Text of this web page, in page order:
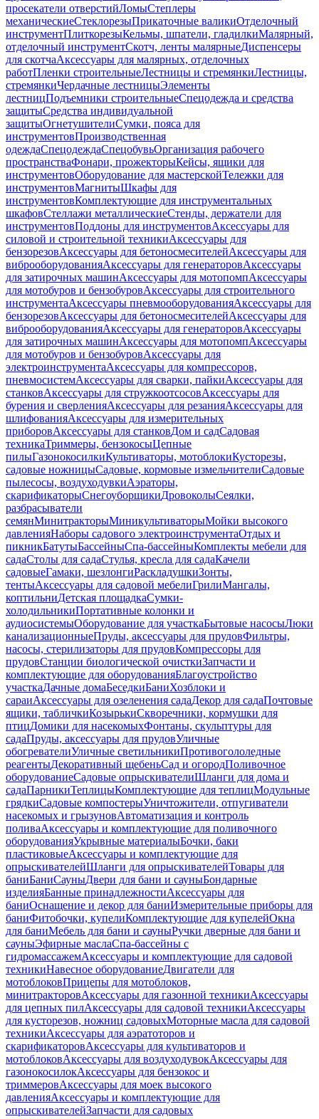
просекатели отверстийЛомыСтеплеры
механическиеСтеклорезыПрикаточные валикиОтделочный
инструментПлиткорезыКельмы, шпатели, гладилкиМалярный,
отделочный инструментСкотч, ленты малярныеДиспенсеры
для скотчаАксессуары для малярных, отделочных
работПленки строительныеЛестницы и стремянкиЛестницы,
стремянкиЧердачные лестницыЭлементы
лестницПодъемники строительныеСпецодежда и средства
защитыСредства индивидуальной
защитыОгнетушителиСумки, пояса для
инструментовПроизводственная
одеждаСпецодеждаСпецобувьОрганизация рабочего
пространстваФонари, прожекторыКейсы, ящики для
инструментовОборудование для мастерскойТележки для
инструментовМагнитыШкафы для
инструментовКомплектующие для инструментальных
шкафовСтеллажи металлическиеСтенды, держатели для
инструментовПоддоны для инструментовАксессуары для
силовой и строительной техникиАксессуары для
бензорезовАксессуары для бетоносмесителейАксессуары для
виброоборудованияАксессуары для генераторовАксессуары
для затирочных машинАксессуары для мотопомпАксессуары
для мотобуров и бензобуровАксессуары для строительного
инструментаАксессуары пневмооборудованияАксессуары для
бензорезовАксессуары для бетоносмесителейАксессуары для
виброоборудованияАксессуары для генераторовАксессуары
для затирочных машинАксессуары для мотопомпАксессуары
для мотобуров и бензобуровАксессуары для
электроинструментаАксессуары для компрессоров,
пневмосистемАксессуары для сварки, пайкиАксессуары для
станковАксессуары для стружкоотсосовАксессуары для
бурения и сверленияАксессуары для резанияАксессуары для
шлифованияАксессуары для измерительных
приборовАксессуары для станковДом и садСадовая
техникаТриммеры, бензокосыЦепные
пилыГазонокосилкиКультиваторы, мотоблокиКусторезы,
садовые ножницыСадовые, кормовые измельчителиСадовые
пылесосы, воздуходувкиАэраторы,
скарификаторыСнегоуборщикиДровоколыСеялки,
разбрасыватели
семянМинитракторыМиникультиваторыМойки высокого
давленияНаборы садового электроинструментаОтдых и
пикникБатутыБассейныСпа-бассейныКомплекты мебели для
садаСтолы для садаСтулья, кресла для садаКачели
садовыеГамаки, шезлонгиРаскладушкиЗонты,
тентыАксессуары для садовой мебелиГрилиМангалы,
коптильниДетская площадкаСумки-
холодильникиПортативные колонки и
аудиосистемыОборудование для участкаБытовые насосыЛюки
канализационныеПруды, аксессуары для прудовФильтры,
насосы, стерилизаторы для прудовКомпрессоры для
прудовСтанции биологической очисткиЗапчасти и
комплектующие для оборудованияБлагоустройство
участкаДачные домаБеседкиБаниХозблоки и
сараиАксессуары для озеленения садаДекор для садаПочтовые
ящики, табличкиКозырькиСкворечники, кормушки для
птицДомики для насекомыхФонтаны, скульптуры для
садаПруды, аксессуары для прудовУличные
обогревателиУличные светильникиПротивогололедные
реагентыДекоративный щебеньСад и огородПоливочное
оборудованиеСадовые опрыскивателиШланги для дома и
садаПарникиТеплицыКомплектующие для теплицМодульные
грядкиСадовые компостерыУничтожители, отпугиватели
насекомых и грызуновАвтоматизация и контроль
поливаАксессуары и комплектующие для поливочного
оборудованияУкрывные материалыБочки, баки
пластиковыеАксессуары и комплектующие для
опрыскивателейШланги для опрыскивателейТовары для
баниБаниСауныДвери для бани и сауныБондарные
изделияБанные принадлежностиАксессуары для
баниОснащение и декор для баниИзмерительные приборы для
баниФитобочки, купелиКомплектующие для купелейОкна
для баниМебель для бани и сауныРучки дверные для бани и
сауныЭфирные маслаСпа-бассейны с
гидромассажемАксессуары и комплектующие для садовой
техникиНавесное оборудованиеДвигатели для
мотоблоковПрицепы для мотоблоков,
минитракторовАксессуары для газонной техникиАксессуары
для цепных пилАксессуары для садовой техникиАксессуары
для кусторезов, ножниц садовыхМоторные масла для садовой
техникиАксессуары для аэратоторов и
скарификаторовАксессуары для культиваторов и
мотоблоковАксессуары для воздуходувокАксессуары для
газонокосилокАксессуары для бензокос и
триммеровАксессуары для моек высокого
давленияАксессуары и комплектующие для
опрыскивателейЗапчасти для садовых